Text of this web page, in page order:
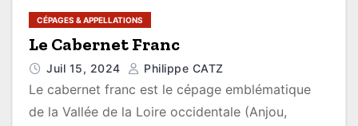
CÉPAGES & APPELLATIONS
Le Cabernet Franc
Juil 15, 2024 Philippe CATZ
Le cabernet franc est le cépage emblématique
de la Vallée de la Loire occidentale (Anjou,